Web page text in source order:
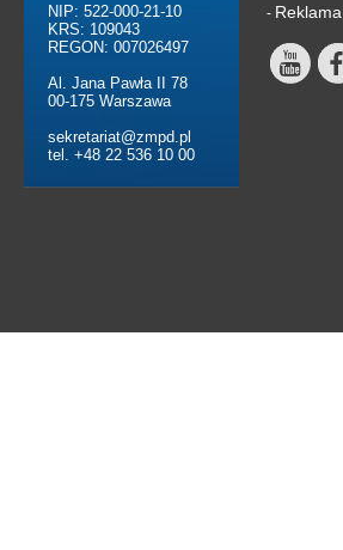
NIP: 522-000-21-10
KRS: 109043
REGON: 007026497
Al. Jana Pawła II 78
00-175 Warszawa
sekretariat@zmpd.pl
tel. +48 22 536 10 00
- Reklama